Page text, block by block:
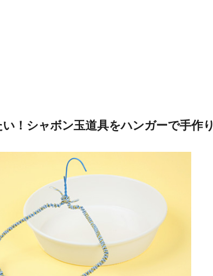
！シャボン玉道具をハンガーで手作り